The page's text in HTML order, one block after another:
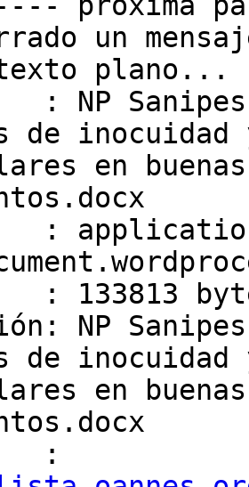
un
plano...
: NP
de
en
: application/
: 133813
NP
de
en
: